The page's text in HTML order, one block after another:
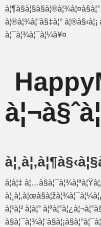
à¦®à¦¾à¦¨à§‡à¦° à¦®à§‹à¦¡
à¦¯à¦¾à¦¯à¦¼à¥¤
à¦à¦‡
à¦¹à¦² à¦à¦°